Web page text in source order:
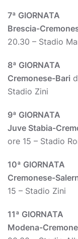
7ª GIORNATA
Brescia-
20.30 – Stadio
8ª GIORNATA
Cremonese-Bari
Stadio Zini
9ª GIORNATA
Juve Stabia-
ore 15 – Stadio
10ª GIORNATA
Cremonese-
15 – Stadio Zini
11ª GIORNATA
Modena-